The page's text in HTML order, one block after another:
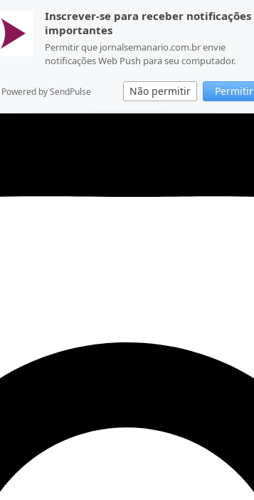
Inscrever-se para receber notificações
importantes
Permitir que jornalsemanario.com.br envie
notificações Web Push para seu computador.
Não permitir Permitir
Powered by SendPulse